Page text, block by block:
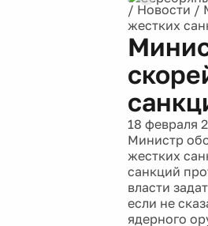
/ Новости /
жестких
18 февраля
Министр
жестких
санкций
власти
если не
ядерного